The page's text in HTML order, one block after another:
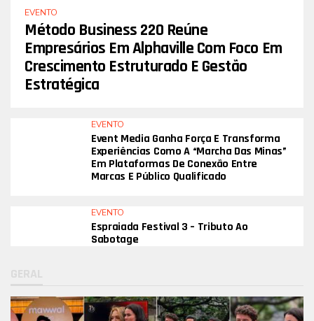
EVENTO
Método Business 220 Reúne
Empresários Em Alphaville Com Foco Em
Crescimento Estruturado E Gestão
Estratégica
EVENTO
Event Media Ganha Força E Transforma
Experiências Como A “Marcha Das Minas”
Em Plataformas De Conexão Entre
Marcas E Público Qualificado
EVENTO
Espraiada Festival 3 – Tributo Ao
Sabotage